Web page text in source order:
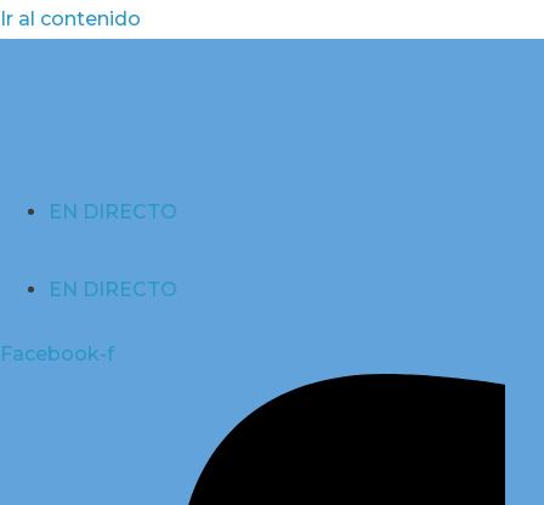
Ir al contenido
EN DIRECTO
EN DIRECTO
Facebook-f